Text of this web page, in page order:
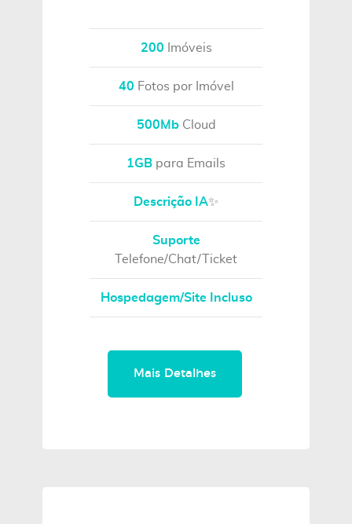
200 Imóveis
40 Fotos por Imóvel
500MbCloud
1GB para Emails
Descrição IA✨
Suporte
Telefone/Chat/Ticket
Hospedagem/Site Incluso
Mais Detalhes